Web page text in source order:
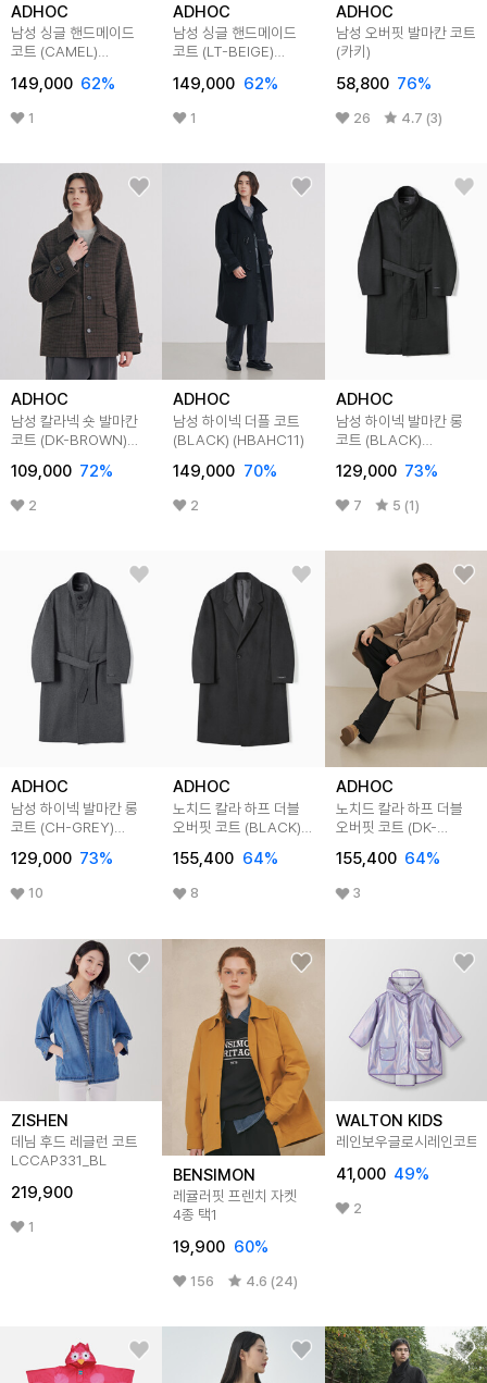
ADHOC
남성 싱글 핸드메이드
코트 (CAMEL)
149,000 62%
1
ADHOC
남성 싱글 핸드메이드
코트 (LT-BEIGE)
149,000 62%
1
ADHOC
남성 오버핏 발마칸 코트
(카키)
58,800 76%
26 4.7 (3)
ADHOC
남성 칼라넥 숏 발마칸
코트 (DK-BROWN)
109,000 72%
2
ADHOC
남성 하이넥 더플 코트
(BLACK) (HBAHC11)
149,000 70%
2
ADHOC
남성 하이넥 발마칸 롱
코트 (BLACK)
129,000 73%
7 5 (1)
ADHOC
남성 하이넥 발마칸 롱
코트 (CH-GREY)
129,000 73%
10
ADHOC
노치드 칼라 하프 더블
오버핏 코트 (BLACK)
155,400 64%
8
ADHOC
노치드 칼라 하프 더블
오버핏 코트 (DK-
155,400 64%
3
ZISHEN
데님 후드 레글런 코트
LCCAP331_BL
219,900
1
BENSIMON
레귤러핏 프렌치 자켓
4종 택1
19,900 60%
156 4.6 (24)
WALTON KIDS
레인보우글로시레인코트
41,000 49%
2